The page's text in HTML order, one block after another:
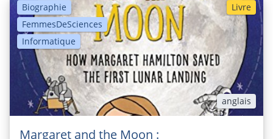
Biographie
FemmesDeSciences
Informatique
Livre
anglais
Margaret and the Moon :